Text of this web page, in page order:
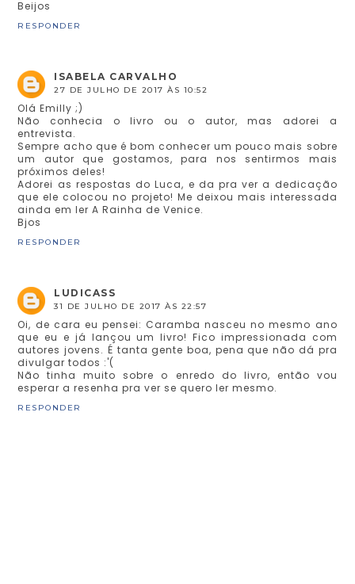
Beijos
RESPONDER
ISABELA CARVALHO
27 DE JULHO DE 2017 ÀS 10:52
Olá Emilly ;)
Não conhecia o livro ou o autor, mas adorei a
entrevista.
Sempre acho que é bom conhecer um pouco mais sobre
um autor que gostamos, para nos sentirmos mais
próximos deles!
Adorei as respostas do Luca, e da pra ver a dedicação
que ele colocou no projeto! Me deixou mais interessada
ainda em ler A Rainha de Venice.
Bjos
RESPONDER
LUDICASS
31 DE JULHO DE 2017 ÀS 22:57
Oi, de cara eu pensei: Caramba nasceu no mesmo ano
que eu e já lançou um livro! Fico impressionada com
autores jovens. É tanta gente boa, pena que não dá pra
divulgar todos :'(
Não tinha muito sobre o enredo do livro, então vou
esperar a resenha pra ver se quero ler mesmo.
RESPONDER